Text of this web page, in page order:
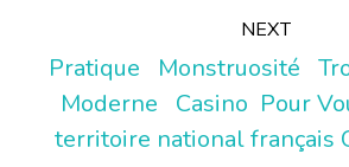
NEXT
Next
post:
Pratique Monstruosité
Moderne Casino Pour
territoire national français